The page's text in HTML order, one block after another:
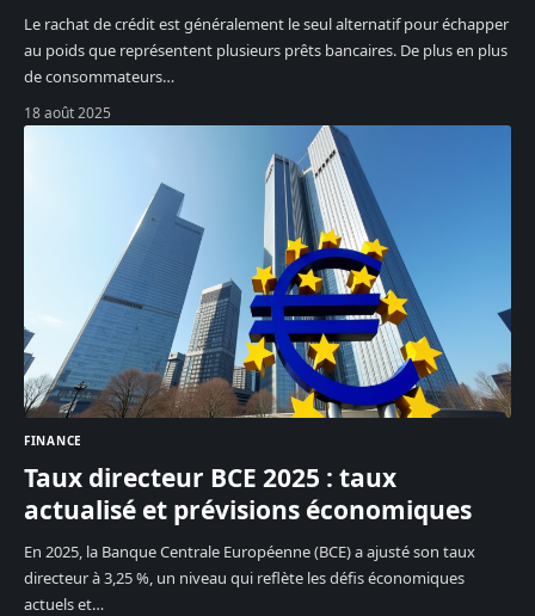
Le rachat de crédit est généralement le seul alternatif pour échapper
au poids que représentent plusieurs prêts bancaires. De plus en plus
de consommateurs…
18 août 2025
FINANCE
Taux directeur BCE 2025 : taux
actualisé et prévisions économiques
En 2025, la Banque Centrale Européenne (BCE) a ajusté son taux
directeur à 3,25 %, un niveau qui reflète les défis économiques
actuels et…